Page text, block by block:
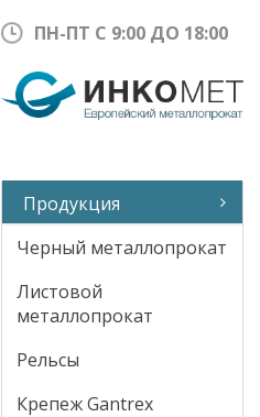
ПН-ПТ С 9:00 ДО 18:00
Продукция
Черный металлопрокат
Листовой
металлопрокат
Рельсы
Крепеж Gantrex